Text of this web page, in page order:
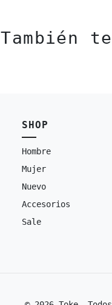
También te
SHOP
Hombre
Mujer
Nuevo
Accesorios
Sale